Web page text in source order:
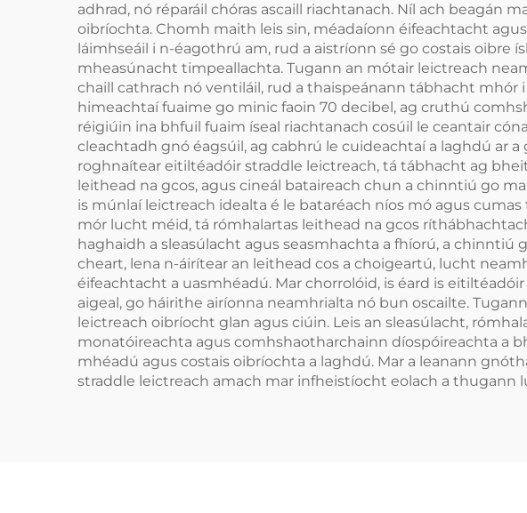
adhrad, nó réparáil chóras ascaill riachtanach. Níl ach beagán
oibríochta. Chomh maith leis sin, méadaíonn éifeachtacht
láimhseáil i n-éagothrú am, rud a aistríonn sé go costais oibre
mheasúnacht timpeallachta. Tugann an mótair leictreach
chaill cathrach nó ventiláil, rud a thaispeánann tábhacht
himeachtaí fuaime go minic faoin 70 decibel, ag cruthú
réigiúin ina bhfuil fuaim íseal riachtanach cosúil le ceantair
cleachtadh gnó éagsúil, ag cabhrú le cuideachtaí a laghdú ar
roghnaítear eitiltéadóir straddle leictreach, tá tábhacht ag
leithead na gcos, agus cineál bataireach chun a chinntiú go
is múnlaí leictreach idealta é le bataréach níos mó agus
mór lucht méid, tá rómhalartas leithead na gcos
haghaidh a sleasúlacht agus seasmhachta a fhíorú, a chinntiú
cheart, lena n-áirítear an leithead cos a choigeartú, lucht
éifeachtacht a uasmhéadú. Mar chorrolóid, is éard is
aigeal, go háirithe airíonna neamhrialta nó bun oscailte.
leictreach oibríocht glan agus ciúin. Leis an sleasúlacht,
monatóireachta agus comhshaotharchainn díospóireachta a
mhéadú agus costais oibríochta a laghdú. Mar a leanann
straddle leictreach amach mar infheistíocht eolach a thugann